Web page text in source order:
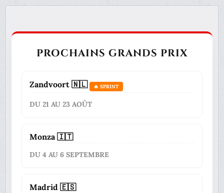
PROCHAINS GRANDS PRIX
Zandvoort 🇳🇱 🔥 SPRINT
DU 21 AU 23 AOÛT
Monza 🇮🇹
DU 4 AU 6 SEPTEMBRE
Madrid 🇪🇸